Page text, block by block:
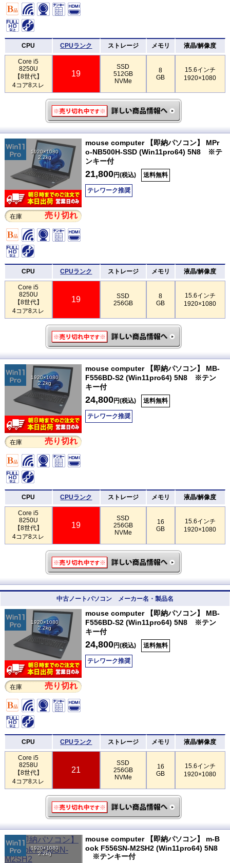
CPU CPUランク ストレージ メモリ 液晶/解像度
Core i5
8250U
【8世代】
4コア8スレ
19
SSD
512GB
NVMe
8
GB
15.6インチ
1920×1080
1920×1080
2.2kg
在庫 売り切れ
mouse computer 【即納パソコン】 MPr
o-NB500H-SSD (Win11pro64) 5N8 ※テ
ンキー付
21,800円(税込) 送料無料
テレワーク推奨
CPU CPUランク ストレージ メモリ 液晶/解像度
Core i5
8250U
【8世代】
4コア8スレ
19
SSD
256GB
8
GB
15.6インチ
1920×1080
1920×1080
2.2kg
在庫 売り切れ
mouse computer 【即納パソコン】 MB-
F556BD-S2 (Win11pro64) 5N8 ※テン
キー付
24,800円(税込) 送料無料
テレワーク推奨
CPU CPUランク ストレージ メモリ 液晶/解像度
Core i5
8250U
【8世代】
4コア8スレ
19
SSD
256GB
NVMe
16
GB
15.6インチ
1920×1080
中古ノートパソコン メーカー名・製品名
1920×1080
2.2kg
在庫 売り切れ
mouse computer 【即納パソコン】 MB-
F556BD-S2 (Win11pro64) 5N8 ※テン
キー付
24,800円(税込) 送料無料
テレワーク推奨
CPU CPUランク ストレージ メモリ 液晶/解像度
Core i5
8258U
【8世代】
4コア8スレ
21
SSD
256GB
NVMe
16
GB
15.6インチ
1920×1080
1920×1080
2.2kg
mouse computer 【即納パソコン】 m-B
ook F556SN-M2SH2 (Win11pro64) 5N8
※テンキー付